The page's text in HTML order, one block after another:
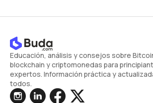
Educación, análisis y consejos sobre
blockchain y criptomonedas para
expertos. Información práctica y
todos.